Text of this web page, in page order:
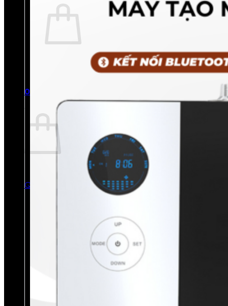
Chưa có sản phẩm trong giỏ hàng.
Quay trở lại cửa hàng
0
Giỏ hàng
Chưa có sản phẩm trong giỏ hàng.
Quay trở lại cửa hàng